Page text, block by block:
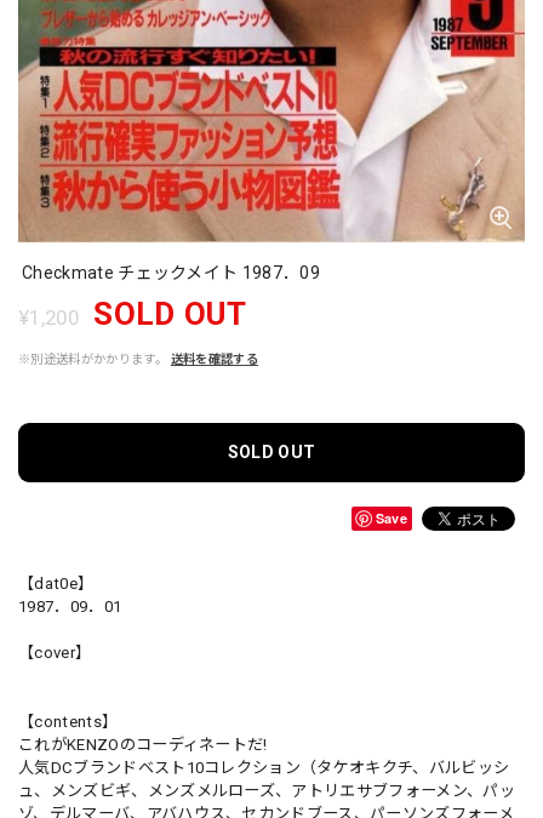
Checkmate チェックメイト 1987．09
¥1,200 SOLD OUT
※別途送料がかかります。 送料を確認する
SOLD OUT
Save
【dat0e】
1987．09．01
【cover】
【contents】
これがKENZOのコーディネートだ!
人気DCブランドベスト10コレクション（タケオキクチ、バルビッシ
ュ、メンズビギ、メンズメルローズ、アトリエサブフォーメン、パッ
ゾ、デルマーバ、アバハウス、セカンドブース、パーソンズフォーメ